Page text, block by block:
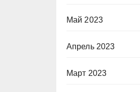
Май 2023
Апрель 2023
Март 2023